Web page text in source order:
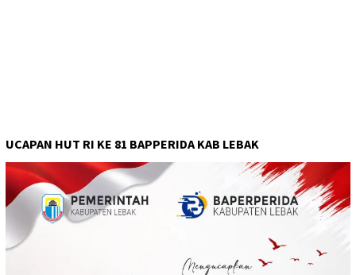
UCAPAN HUT RI KE 81 BAPPERIDA KAB LEBAK